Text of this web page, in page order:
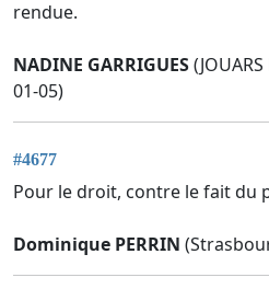
rendue.
NADINE GARRIGUES
01-05)
#4677
Pour le droit, contre le fait du
Dominique PERRIN